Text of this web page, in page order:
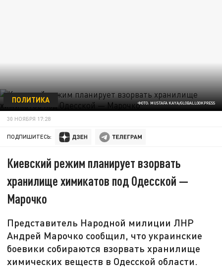
ФОТО: MUSTAFA KAYA/GLOBALLOOKPRESS
ПОЛИТИКА
30 НОЯБРЯ 17:28
ПОДПИШИТЕСЬ:
Киевский режим планирует взорвать
хранилище химикатов под Одесской —
Марочко
Представитель Народной милиции ЛНР
Андрей Марочко сообщил, что украинские
боевики собираются взорвать хранилище
химических веществ в Одесской области.